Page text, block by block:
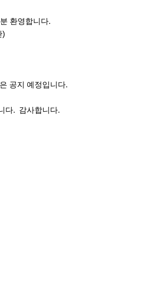
환영합니다.
)
공지 예정입니다.
다.  감사합니다.